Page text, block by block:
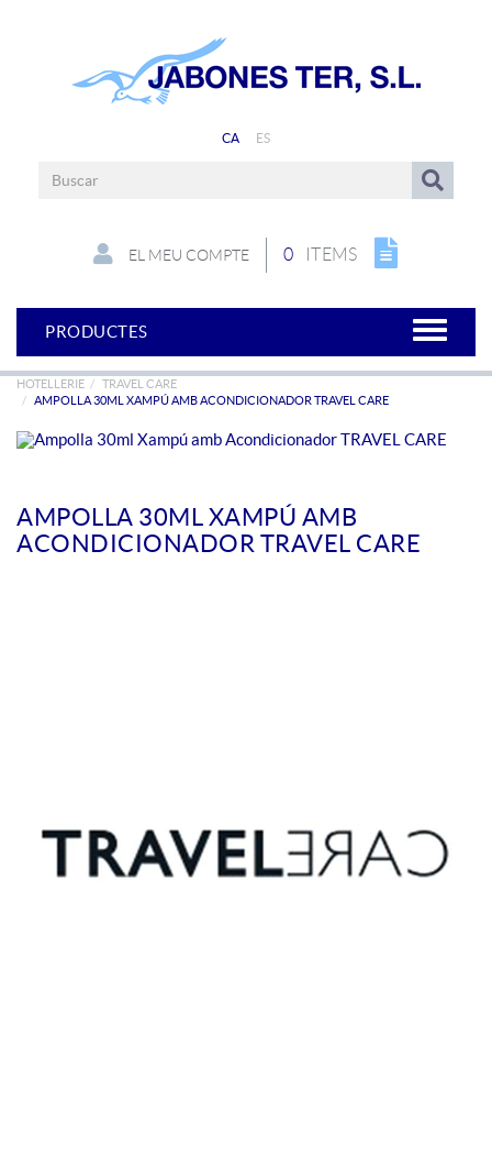
CA ES
0 ITEMS
EL MEU COMPTE
PRODUCTES
HOTELLERIE
TRAVEL CARE
AMPOLLA 30ML XAMPÚ AMB ACONDICIONADOR TRAVEL CARE
AMPOLLA 30ML XAMPÚ AMB
ACONDICIONADOR TRAVEL CARE